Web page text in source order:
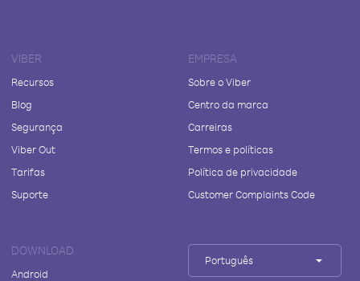
VIBER
Recursos
Blog
Segurança
Viber Out
Tarifas
Suporte
EMPRESA
Sobre o Viber
Centro da marca
Carreiras
Termos e políticas
Política de privacidade
Customer Complaints Code
DOWNLOAD
Android
Português